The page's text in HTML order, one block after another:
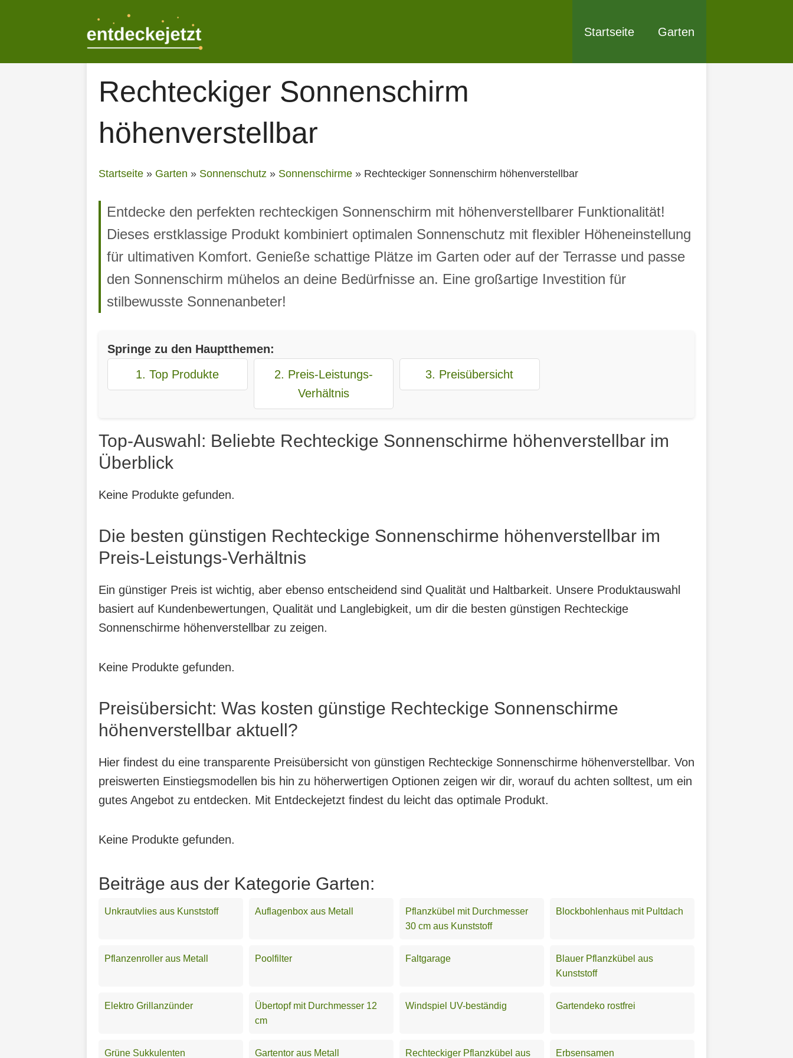
Startseite Garten
Rechteckiger Sonnenschirm
höhenverstellbar
Startseite » Garten » Sonnenschutz » Sonnenschirme » Rechteckiger Sonnenschirm höhenverstellbar
Entdecke den perfekten rechteckigen Sonnenschirm mit höhenverstellbarer Funktionalität!
Dieses erstklassige Produkt kombiniert optimalen Sonnenschutz mit flexibler Höheneinstellung
für ultimativen Komfort. Genieße schattige Plätze im Garten oder auf der Terrasse und passe
den Sonnenschirm mühelos an deine Bedürfnisse an. Eine großartige Investition für
stilbewusste Sonnenanbeter!
Springe zu den Hauptthemen:
1. Top Produkte
2. Preis-Leistungs-
Verhältnis
3. Preisübersicht
Top-Auswahl: Beliebte Rechteckige Sonnenschirme höhenverstellbar im
Überblick
Keine Produkte gefunden.
Die besten günstigen Rechteckige Sonnenschirme höhenverstellbar im
Preis-Leistungs-Verhältnis
Ein günstiger Preis ist wichtig, aber ebenso entscheidend sind Qualität und Haltbarkeit. Unsere Produktauswahl
basiert auf Kundenbewertungen, Qualität und Langlebigkeit, um dir die besten günstigen Rechteckige
Sonnenschirme höhenverstellbar zu zeigen.
Keine Produkte gefunden.
Preisübersicht: Was kosten günstige Rechteckige Sonnenschirme
höhenverstellbar aktuell?
Hier findest du eine transparente Preisübersicht von günstigen Rechteckige Sonnenschirme höhenverstellbar. Von
preiswerten Einstiegsmodellen bis hin zu höherwertigen Optionen zeigen wir dir, worauf du achten solltest, um ein
gutes Angebot zu entdecken. Mit Entdeckejetzt findest du leicht das optimale Produkt.
Keine Produkte gefunden.
Beiträge aus der Kategorie Garten:
Unkrautvlies aus Kunststoff Auflagenbox aus Metall
Pflanzkübel mit Durchmesser
30 cm aus Kunststoff
Blockbohlenhaus mit Pultdach
Pflanzenroller aus Metall Poolfilter Faltgarage
Blauer Pflanzkübel aus
Kunststoff
Elektro Grillanzünder
Übertopf mit Durchmesser 12
cm
Windspiel UV-beständig Gartendeko rostfrei
Grüne Sukkulenten Gartentor aus Metall Rechteckiger Pflanzkübel aus Erbsensamen